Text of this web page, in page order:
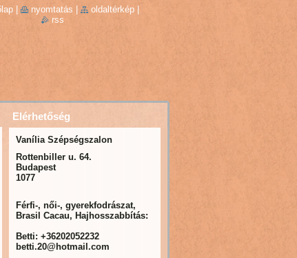
Elérhetőség
Vanília Szépségszalon
Rottenbiller u. 64.
Budapest
1077
Férfi-, női-, gyerekfodrászat,
Brasil Cacau, Hajhosszabbítás:
Betti: +36202052232
betti.20@hotmail.com
nyomtatás oldaltérkép
rss